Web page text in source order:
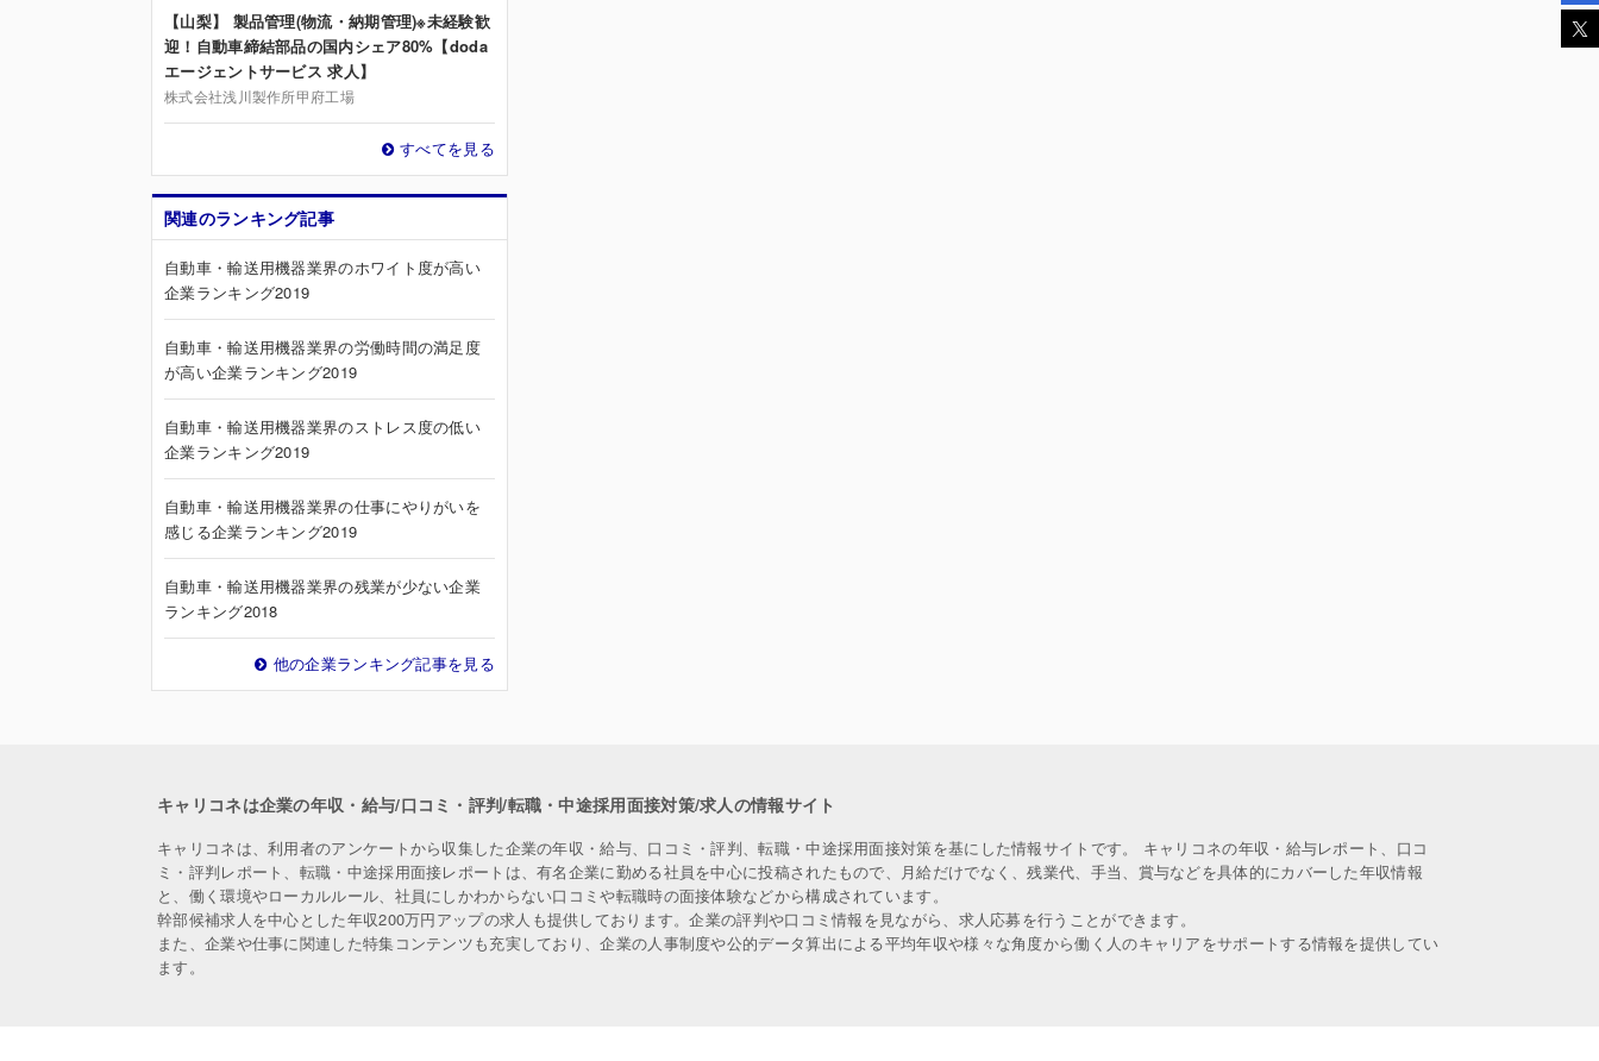
【山梨】 製品管理(物流・納期管理)※未経験歓
迎！自動車締結部品の国内シェア80%【doda
エージェントサービス 求人】
株式会社浅川製作所甲府工場
すべてを見る
関連のランキング記事
自動車・輸送用機器業界のホワイト度が高い
企業ランキング2019
自動車・輸送用機器業界の労働時間の満足度
が高い企業ランキング2019
自動車・輸送用機器業界のストレス度の低い
企業ランキング2019
自動車・輸送用機器業界の仕事にやりがいを
感じる企業ランキング2019
自動車・輸送用機器業界の残業が少ない企業
ランキング2018
他の企業ランキング記事を見る
キャリコネは企業の年収・給与/口コミ・評判/転職・中途採用面接対策/求人の情報サイト
キャリコネは、利用者のアンケートから収集した企業の年収・給与、口コミ・評判、転職・中途採用面接対策を基にした情報サイトです。 キャリコネの年収・給与レポート、口コ
ミ・評判レポート、転職・中途採用面接レポートは、有名企業に勤める社員を中心に投稿されたもので、月給だけでなく、残業代、手当、賞与などを具体的にカバーした年収情報
と、働く環境やローカルルール、社員にしかわからない口コミや転職時の面接体験などから構成されています。
幹部候補求人を中心とした年収200万円アップの求人も提供しております。企業の評判や口コミ情報を見ながら、求人応募を行うことができます。
また、企業や仕事に関連した特集コンテンツも充実しており、企業の人事制度や公的データ算出による平均年収や様々な角度から働く人のキャリアをサポートする情報を提供してい
ます。